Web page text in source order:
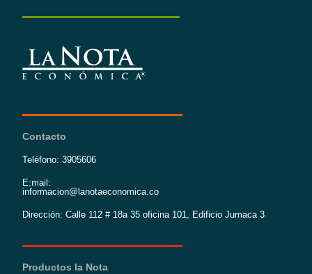
Contacto
Teléfono: 3905606
E:mail:
informacion@lanotaeconomica.co
Dirección: Calle 112 # 18a 35 oficina 101, Edificio Jumaca 3
Productos la Nota